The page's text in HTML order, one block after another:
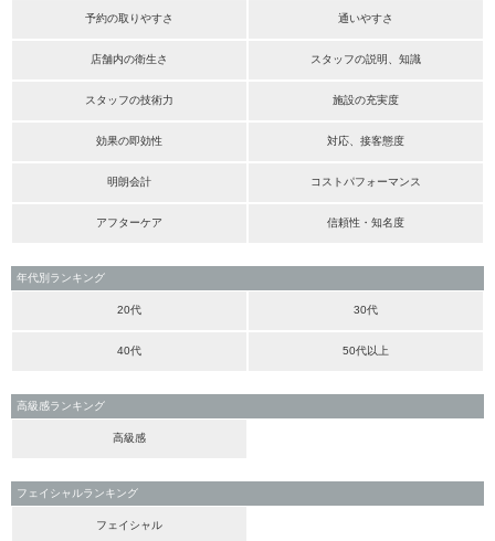
予約の取りやすさ 通いやすさ
店舗内の衛生さ スタッフの説明、知識
スタッフの技術力 施設の充実度
効果の即効性 対応、接客態度
明朗会計 コストパフォーマンス
アフターケア 信頼性・知名度
年代別ランキング
20代 30代
40代 50代以上
高級感ランキング
高級感
フェイシャルランキング
フェイシャル